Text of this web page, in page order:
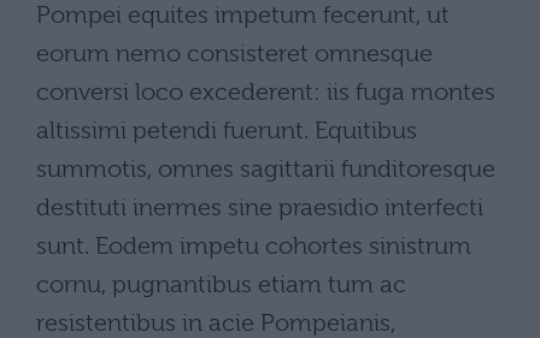
Pompei equites impetum fecerunt, ut
eorum nemo consisteret omnesque
conversi loco excederent: iis fuga montes
altissimi petendi fuerunt. Equitibus
summotis, omnes sagittarii funditoresque
destituti inermes sine praesidio interfecti
sunt. Eodem impetu cohortes sinistrum
cornu, pugnantibus etiam tum ac
resistentibus in acie Pompeianis,